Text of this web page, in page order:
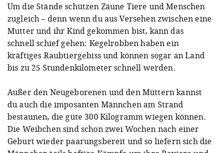
Um die Stände schützen Zäune Tiere und Menschen
zugleich – denn wenn du aus Versehen zwischen eine
Mutter und ihr Kind gekommen bist, kann das
schnell schief gehen: Kegelrobben haben ein
kräftiges Raubtiergebiss und können sogar an Land
bis zu 25 Stundenkilometer schnell werden.
Außer den Neugeborenen und den Müttern kannst
du auch die imposanten Männchen am Strand
bestaunen, die gute 300 Kilogramm wiegen können.
Die Weibchen sind schon zwei Wochen nach einer
Geburt wieder paarungsbereit und so liefern sich die